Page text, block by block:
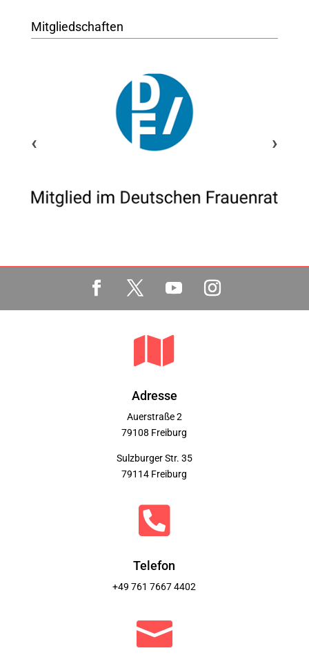
Mitgliedschaften
‹ ›

Adresse
Auerstraße 2
79108 Freiburg
Sulzburger Str. 35
79114 Freiburg

Telefon
+49 761 7667 4402
